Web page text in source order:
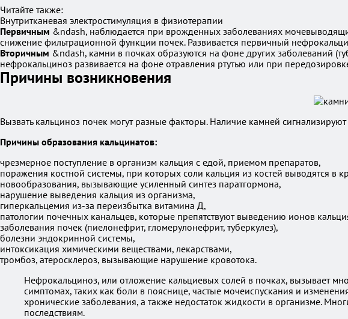
Читайте также:
Внутритканевая электростимуляция в физиотерапии
Первичным &ndash, наблюдается при врожденных заболеваниях
снижение фильтрационной функции почек. Развивается первичный
Вторичным &ndash, камни в почках образуются на фоне других заболеваний
нефрокальциноз развивается на фоне отравления ртутью или при
Причины возникновения
Вызвать кальциноз почек могут разные факторы. Наличие камней
Причины образования кальцинатов:
чрезмерное поступление в организм кальция с едой, приемом препаратов,
поражения костной системы, при которых соли кальция из костей выводятся в
новообразования, вызывающие усиленный синтез паратгормона,
нарушение выведения кальция из организма,
гиперкальцемия из-за переизбытка витамина Д,
патологии почечных канальцев, которые препятствуют выведению ионов
заболевания почек (пиелонефрит, гломерулонефрит, туберкулез),
болезни эндокринной системы,
интоксикация химическими веществами, лекарствами,
тромбоз, атеросклероз, вызывающие нарушение кровотока.
Нефрокальциноз, или отложение кальциевых солей в почках, вызывает
симптомах, таких как боли в пояснице, частые мочеиспускания и
хронические заболевания, а также недостаток жидкости в организме.
последствиям.